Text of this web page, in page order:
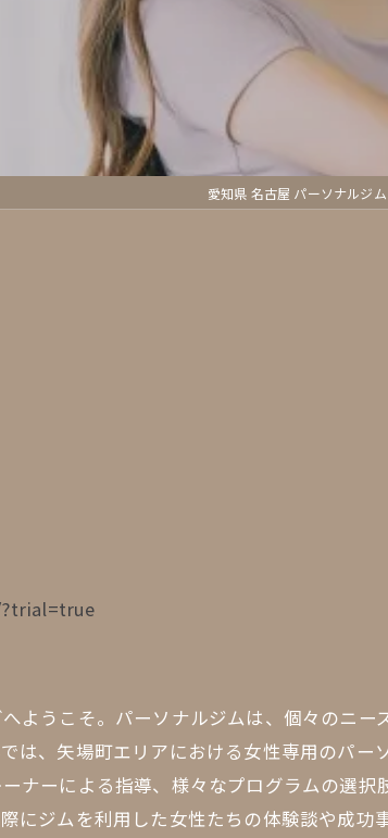
愛知県 名古屋 パーソナルジ
ようこそ。パーソナルジムは、個々のニ
は、矢場町エリアにおける女性専用のパ
ナーによる指導、様々なプログラムの選
にジムを利用した女性たちの体験談や成